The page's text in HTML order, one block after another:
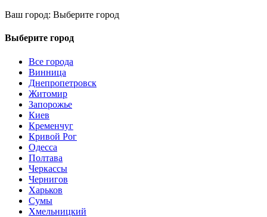
Ваш город: Выберите город
Выберите город
Все города
Винница
Днепропетровск
Житомир
Запорожье
Киев
Кременчуг
Кривой Рог
Одесса
Полтава
Черкассы
Чернигов
Харьков
Сумы
Хмельницкий